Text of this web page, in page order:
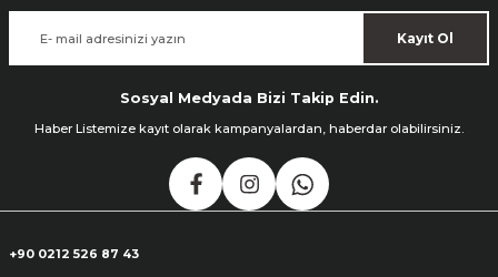
Kayıt Ol
Sosyal Medyada Bizi Takip Edin.
Haber Listemize kayıt olarak kampanyalardan, haberdar olabilirsiniz.
+90 0212 526 87 43